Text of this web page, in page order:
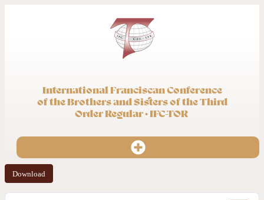
International Franciscan Conference
of the Brothers and Sisters of the Third
Order Regular · IFC-TOR
Download